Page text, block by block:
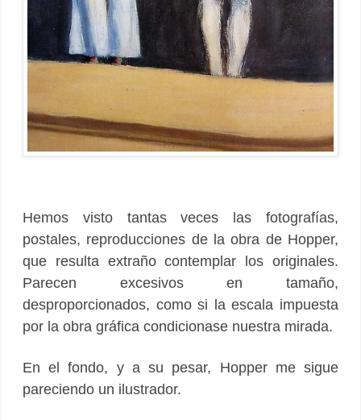
Hemos visto tantas veces las fotografías,
postales, reproducciones de la obra de Hopper,
que resulta extraño contemplar los originales.
Parecen excesivos en tamaño,
desproporcionados, como si la escala impuesta
por la obra gráfica condicionase nuestra mirada.
En el fondo, y a su pesar, Hopper me sigue
pareciendo un ilustrador.